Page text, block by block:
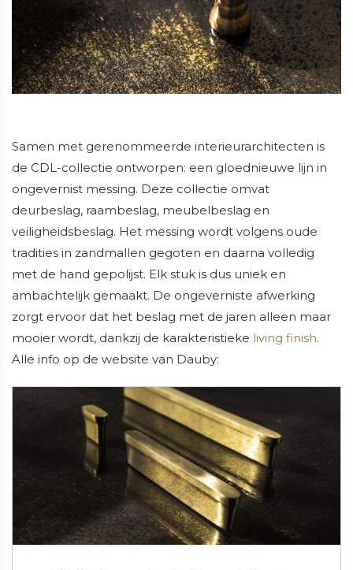
Samen met gerenommeerde interieurarchitecten is
de CDL-collectie ontworpen: een gloednieuwe lijn in
ongevernist messing. Deze collectie omvat
deurbeslag, raambeslag, meubelbeslag en
veiligheidsbeslag. Het messing wordt volgens oude
tradities in zandmallen gegoten en daarna volledig
met de hand gepolijst. Elk stuk is dus uniek en
ambachtelijk gemaakt. De ongeverniste afwerking
zorgt ervoor dat het beslag met de jaren alleen maar
mooier wordt, dankzij de karakteristieke living finish.
Alle info op de website van Dauby: